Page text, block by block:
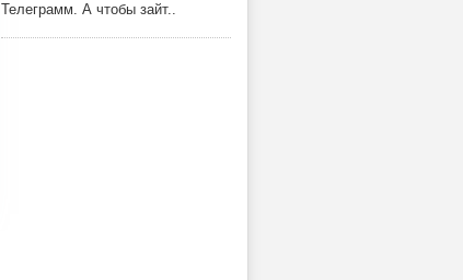
Телеграмм. А чтобы зайт..